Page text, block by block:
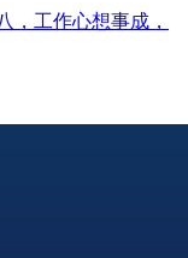
，工作心想事成，